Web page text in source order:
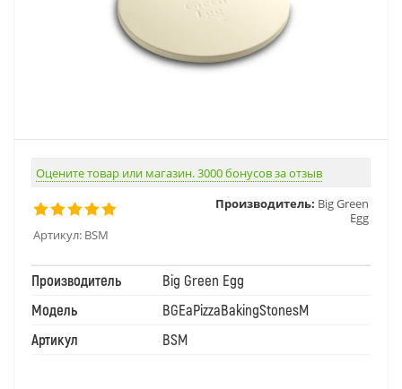
Оцените товар или магазин. 3000 бонусов за отзыв
Артикул: BSM
Производитель: Big Green
Egg
Производитель
Big Green Egg
Модель
BGEaPizzaBakingStonesM
Артикул
BSM